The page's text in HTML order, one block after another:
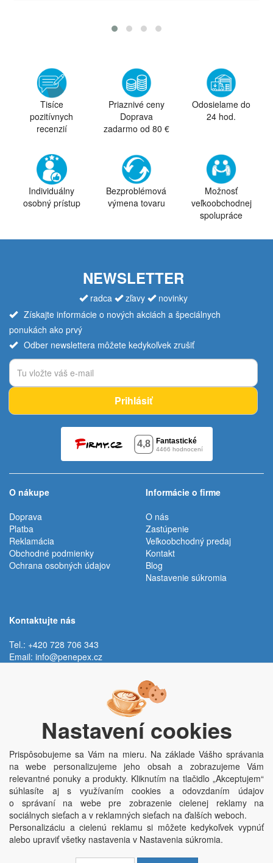
Tisíce
pozitívnych
recenzií
Priaznivé ceny
Doprava
zadarmo od 80 €
Odosielame do
24 hod.
Individuálny
osobný prístup
Bezproblémová
výmena tovaru
Možnosť
veľkoobchodnej
spolupráce
NEWSLETTER
radca zľavy
novinky
Získajte informácie o nových akciách a špeciálnych
ponukách ako prvý
Odber newslettera môžete kedykoľvek zrušiť
Prihlásiť
O nákupe
Doprava
Platba
Reklamácia
Obchodné podmienky
Ochrana osobných údajov
Informácie o firme
O nás
Zastúpenie
Veľkoobchodný predaj
Kontakt
Blog
Nastavenie súkromia
Kontaktujte nás
Tel.: +420 728 706 343
Email: info@penepex.cz
Trávník 2076, 686 03 Staré Město
Copyright © Penepex s.r.o. 2025, powered byABRA E-shop
Penepex s.r.o., Za Špicí 1798, 686 03 Staré Město; IČO: 03220923; DIČ:
CZ03220923; zápis do obchodního rejstříku dne 22. 7. 2014, krajský soud v
Brně oddíl C, vložka 84002
Nastavení cookies
Prispôsobujeme sa Vám na mieru. Na základe Vášho správania
na webe personalizujeme jeho obsah a zobrazujeme Vám
relevantné ponuky a produkty. Kliknutím na tlačidlo „Akceptujem“
súhlasíte aj s využívaním cookies a odovzdaním údajov
o správaní na webe pre zobrazenie cielenej reklamy na
sociálnych sieťach a v reklamných sieťach na ďalších weboch.
Personalizáciu a cielenú reklamu si môžete kedykoľvek vypnúť
alebo upraviť všetky nastavenia v Nastavenia súkromia.